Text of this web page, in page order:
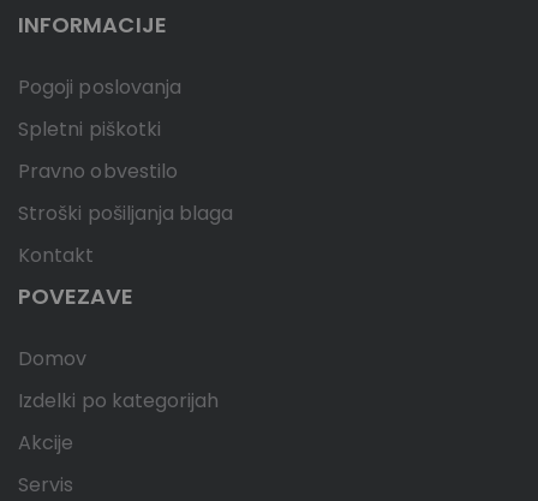
INFORMACIJE
Pogoji poslovanja
Spletni piškotki
Pravno obvestilo
Stroški pošiljanja blaga
Kontakt
POVEZAVE
Domov
Izdelki po kategorijah
Akcije
Servis